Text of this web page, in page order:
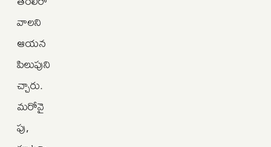
వాలని
ఆయన
పిలుపుని
చ్చారు.
మరోవై
పు,